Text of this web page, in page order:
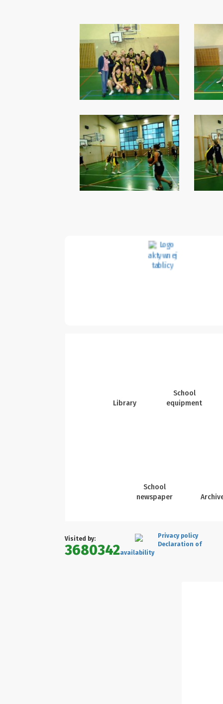
Library
School
equipment
School
newspaper
Visited by:
3680342
Privacy policy
Declaration of
availability